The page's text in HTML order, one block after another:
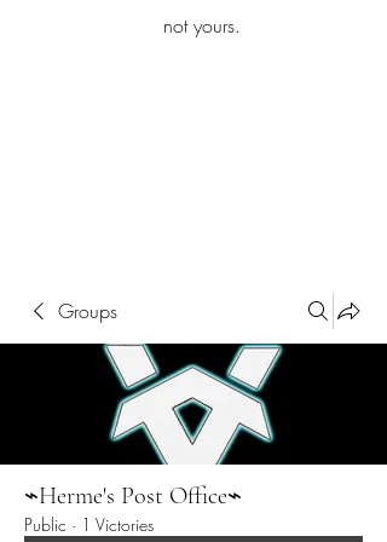
not yours.
Groups
⌁Herme's Post Office⌁
Public · 1 Victories